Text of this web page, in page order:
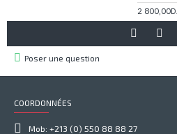
2
Poser une question
COORDONNÉES
Mob: +213 (0) 550 88 88 27